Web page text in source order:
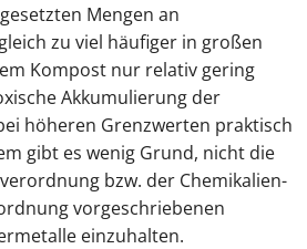
Mengen an
zu viel häufiger in großen
Kompost nur relativ gering
Akkumulierung der
höheren Grenzwerten praktisch
gibt es wenig Grund, nicht die
bzw. der Chemikalien-
vorgeschriebenen
einzuhalten.